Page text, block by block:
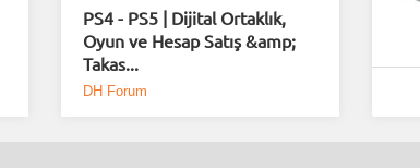
PS4 - PS5 | Dijital Ortaklık,
Oyun ve Hesap Satış &amp;
Takas...
DH Forum